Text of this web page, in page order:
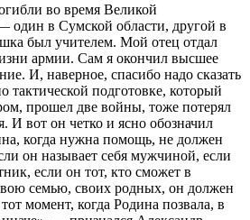
во время Великой
один в Сумской области, другой в
был учителем. Мой отец отдал
армии. Сам я окончил высшее
И, наверное, спасибо надо сказать
тактической подготовке, который
прошел две войны, тоже потерял
И вот он четко и ясно обозначил
когда нужна помощь, не должен
он называет себя мужчиной, если
если он тот, кто сможет в
семью, своих родных, он должен
момент, когда Родина позвала, в